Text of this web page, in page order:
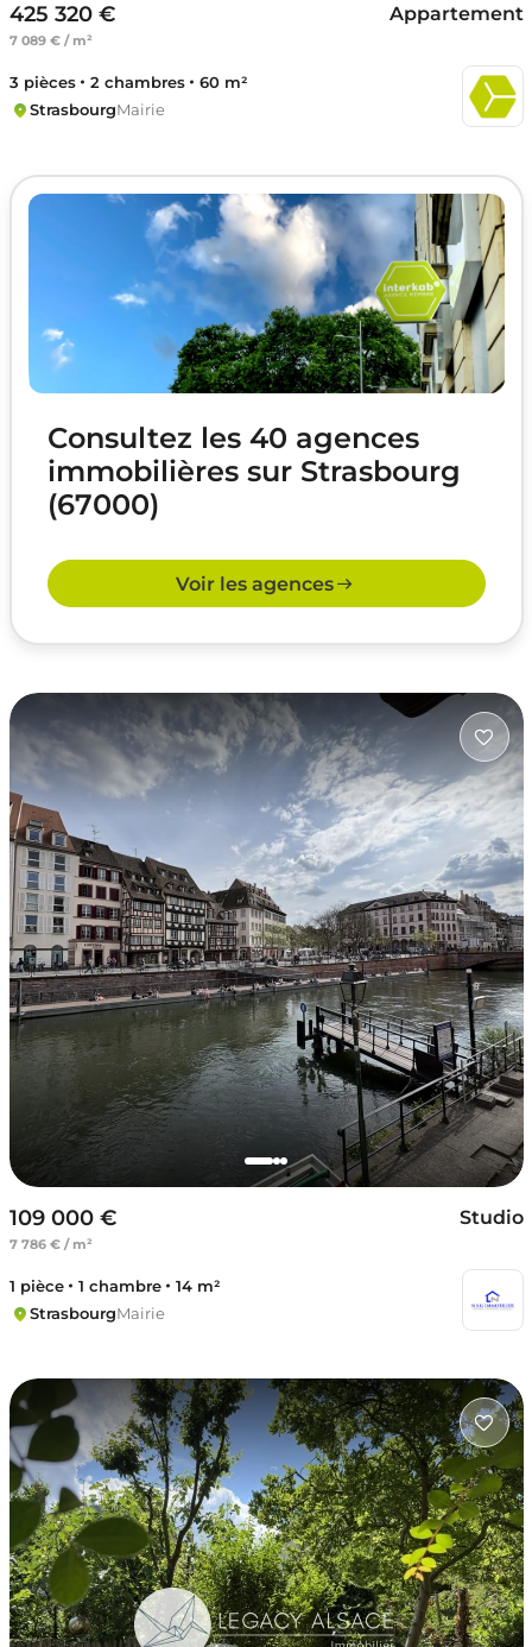
425 320 €
7 089 € / m²
Appartement
3 pièces 2 chambres
60 m²
StrasbourgMairie
Consultez les 40 agences
immobilières sur Strasbourg
(67000)
Voir les agences
109 000 €
7 786 € / m²
Studio
1 pièce 1 chambre
14 m²
StrasbourgMairie